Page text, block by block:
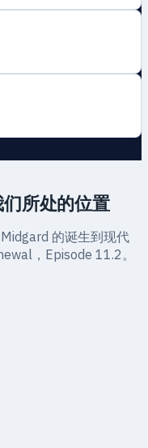
所处的位置
的诞生到现代
，Episode 11.2。